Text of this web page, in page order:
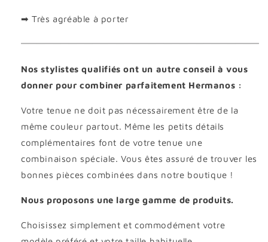
➡ Très agréable à porter
Nos stylistes qualifiés ont un autre conseil à vous
donner pour combiner parfaitement Hermanos :
Votre tenue ne doit pas nécessairement être de la
même couleur partout. Même les petits détails
complémentaires font de votre tenue une
combinaison spéciale. Vous êtes assuré de trouver les
bonnes pièces combinées dans notre boutique !
Nous proposons une large gamme de produits.
Choisissez simplement et commodément votre